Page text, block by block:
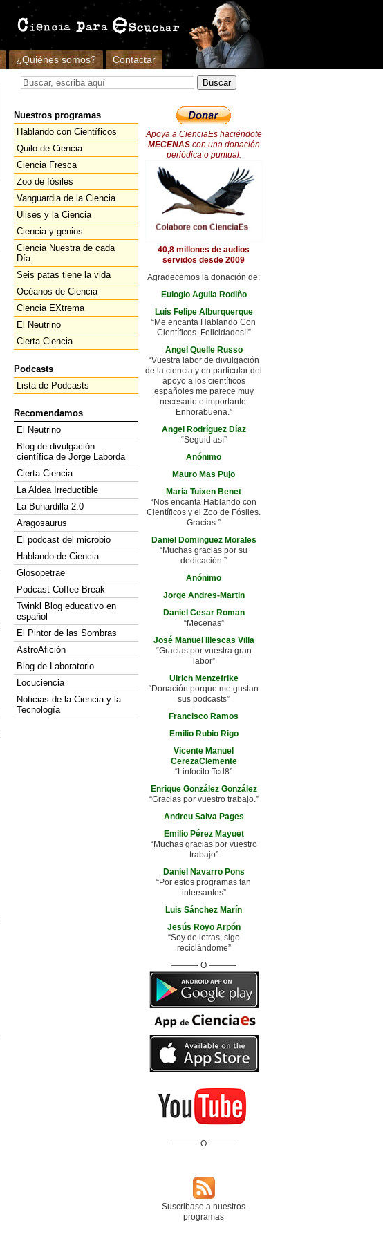
¿Quiénes somos? Contactar
Nuestros programas
Hablando con Científicos
Quilo de Ciencia
Ciencia Fresca
Zoo de fósiles
Vanguardia de la Ciencia
Ulises y la Ciencia
Ciencia y genios
Ciencia Nuestra de cada
Día
Seis patas tiene la vida
Océanos de Ciencia
Ciencia EXtrema
El Neutrino
Cierta Ciencia
Podcasts
Lista de Podcasts
Recomendamos
El Neutrino
Blog de divulgación
científica de Jorge Laborda
Cierta Ciencia
La Aldea Irreductible
La Buhardilla 2.0
Aragosaurus
El podcast del microbio
Hablando de Ciencia
Glosopetrae
Podcast Coffee Break
Twinkl Blog educativo en
español
El Pintor de las Sombras
AstroAfición
Blog de Laboratorio
Locuciencia
Noticias de la Ciencia y la
Tecnología
Apoya a CienciaEs haciéndote
MECENAScon una donación
periódica o puntual.
40,8 millones de audios
servidos desde 2009
Agradecemos la donación de:
Eulogio Agulla Rodiño
Luis Felipe Alburquerque
“Me encanta Hablando Con
Científicos. Felicidades!!”
Angel Quelle Russo
“Vuestra labor de divulgación
de la ciencia y en particular del
apoyo a los científicos
españoles me parece muy
necesario e importante.
Enhorabuena.”
Angel Rodríguez Díaz
“Seguid así”
Anónimo
Mauro Mas Pujo
Maria Tuixen Benet
“Nos encanta Hablando con
Científicos y el Zoo de Fósiles.
Gracias.”
Daniel Dominguez Morales
“Muchas gracias por su
dedicación.”
Anónimo
Jorge Andres-Martin
Daniel Cesar Roman
“Mecenas”
José Manuel Illescas Villa
“Gracias por vuestra gran
labor”
Ulrich Menzefrike
“Donación porque me gustan
sus podcasts”
Francisco Ramos
Emilio Rubio Rigo
Vicente Manuel
CerezaClemente
“Linfocito Tcd8”
Enrique González González
“Gracias por vuestro trabajo.”
Andreu Salva Pages
Emilio Pérez Mayuet
“Muchas gracias por vuestro
trabajo”
Daniel Navarro Pons
“Por estos programas tan
intersantes”
Luis Sánchez Marín
Jesús Royo Arpón
“Soy de letras, sigo
reciclándome”
———- O ———-
———- O ———-
Suscribase a nuestros
programas